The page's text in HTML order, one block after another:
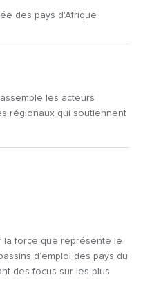
des pays d'Afrique
la force que représente le
d’emploi des pays du
des focus sur les plus
les acteurs
régionaux qui soutiennent